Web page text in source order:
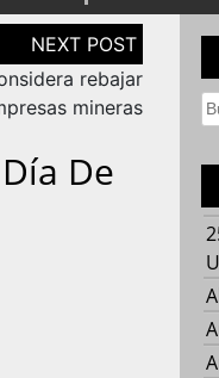
rebajar
mineras
De